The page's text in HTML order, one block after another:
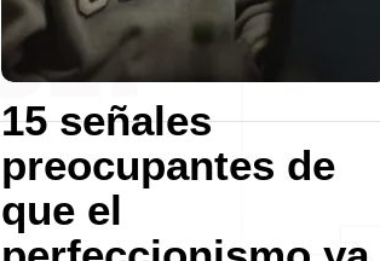
15 señales
preocupantes de
que el